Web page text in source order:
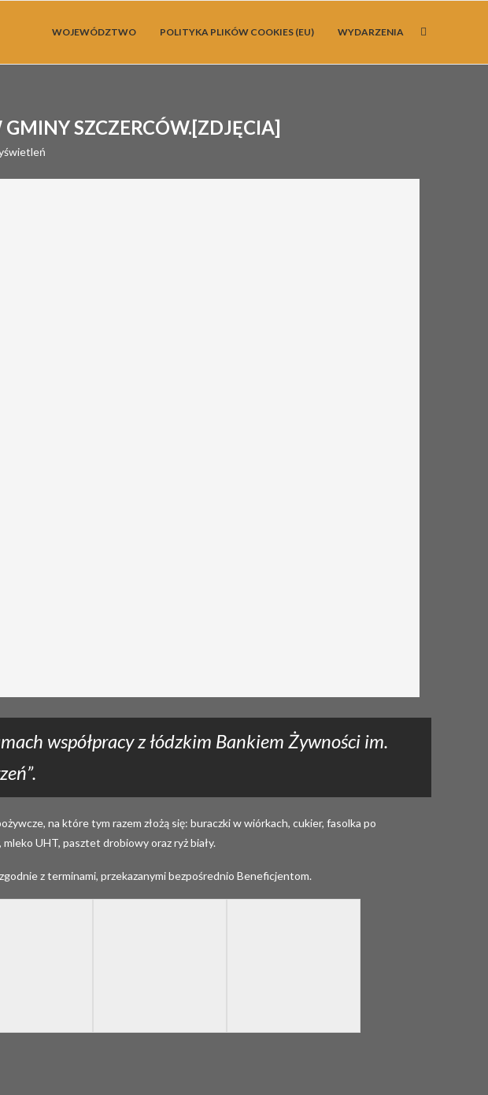
WOJEWÓDZTWO POLITYKA PLIKÓW COOKIES (EU) WYDARZENIA
SZCZERCÓW.[ZDJĘCIA]
współpracy z łódzkim Bankiem Żywności im.
na które tym razem złożą się: buraczki w wiórkach, cukier, fasolka po
UHT, pasztet drobiowy oraz ryż biały.
z terminami, przekazanymi bezpośrednio Beneficjentom.